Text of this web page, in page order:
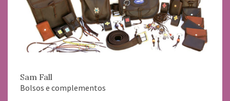
Sam Fall
Bolsos e complementos